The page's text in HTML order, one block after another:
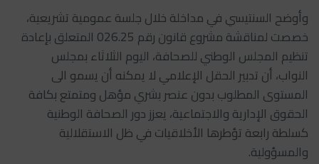
وأوضح السنتيسي في مداخلة خلال جلسة عمومية تشريعية،
خصصت لمناقشة مشروع قانون رقم 026.25 المتعلق بإعادة
تنظيم المجلس الوطني للصحافة، اليوم الثلاثاء بمجلس
النواب، أن تدبير الحقل الإعلامي لا يمكنه أن يسمو الى
المستوى المطلوب بدون عنصر بشري مؤهل ومتمتع بكافة
الحقوق الإدارية والاجتماعية، يعزز دور الصحافة الوطنية
كسلطة رابعة تؤطرها الأخلاقيات في ظل الاستقلالية
والمسؤولية.